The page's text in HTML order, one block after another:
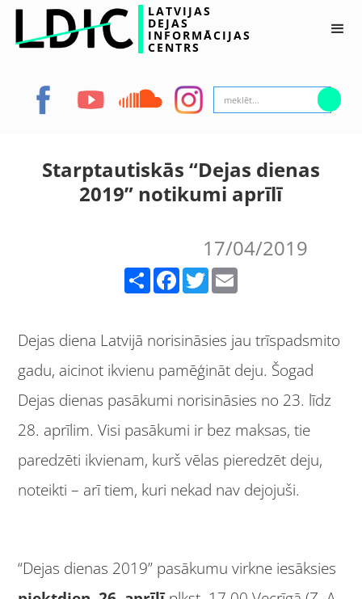
LATVIJAS
DEJAS
INFORMĀCIJAS
CENTRS
Starptautiskās “Dejas dienas
2019” notikumi aprīlī
17/04/2019
Facebook Twitter
Dejas diena Latvijā norisināsies jau trīspadsmito
gadu, aicinot ikvienu pamēģināt deju. Šogad
Dejas dienas pasākumi norisināsies no 23. līdz
28. aprīlim. Visi pasākumi ir bez maksas, tie
paredzēti ikvienam, kurš vēlas pieredzēt deju,
noteikti – arī tiem, kuri nekad nav dejojuši.
“Dejas dienas 2019” pasākumu virkne iesāksies